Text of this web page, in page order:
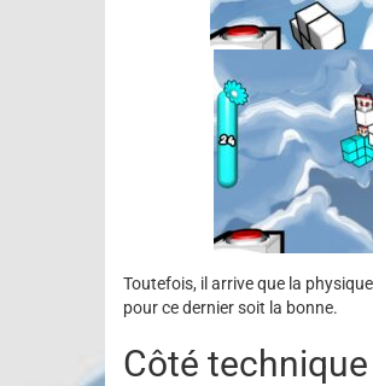
Toutefois, il arrive que la
pour ce dernier soit la bonne.
Côté technique